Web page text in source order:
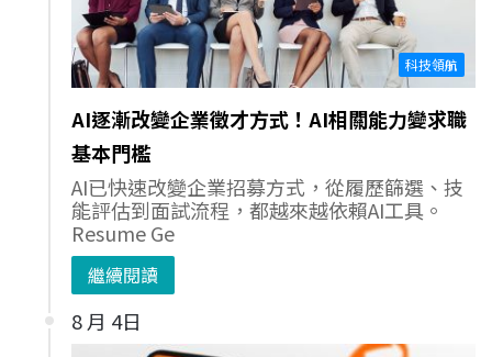
科技領航
AI逐漸改變企業徵才方式！AI相關能力變求職
基本門檻
AI已快速改變企業招募方式，從履歷篩選、技
能評估到面試流程，都越來越依賴AI工具。
Resume Ge
繼續閱讀
8 月 4日